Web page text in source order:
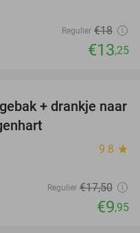
Regulier €18
€13,25
43%
+ drankje naar
9.8 star
Regulier €17,50
€9,95